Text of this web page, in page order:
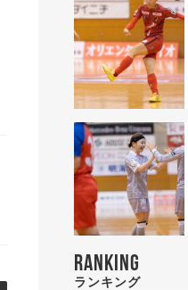
RANKING
ランキング